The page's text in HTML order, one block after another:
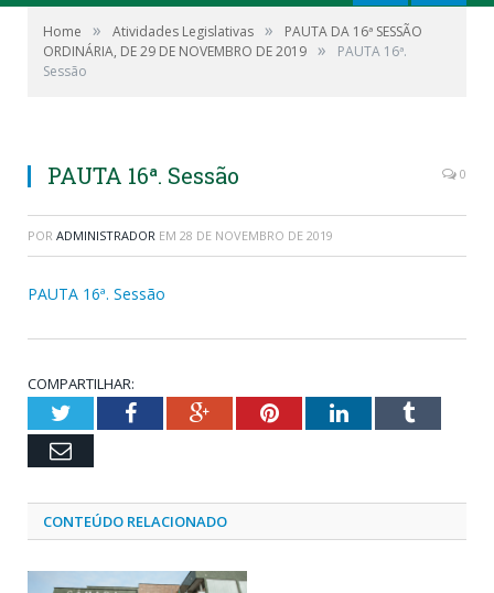
Home » Atividades Legislativas »
PAUTA DA 16ª SESSÃO
ORDINÁRIA, DE 29 DE NOVEMBRO DE 2019 »
PAUTA 16ª.
Sessão
PAUTA 16ª. Sessão 0
POR ADMINISTRADOR EM 28 DE NOVEMBRO DE 2019
PAUTA 16ª. Sessão
COMPARTILHAR:
TwitterFacebookGoogle+PinterestLinkedInTumblr
Email
CONTEÚDO RELACIONADO